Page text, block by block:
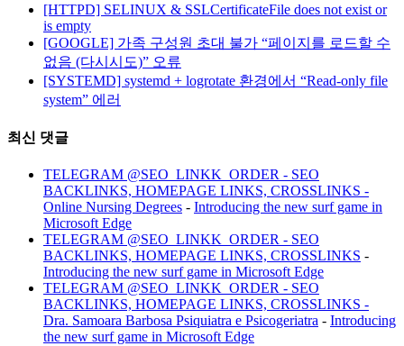
[HTTPD] SELINUX & SSLCertificateFile does not exist or
is empty
[GOOGLE] 가족 구성원 초대 불가 “페이지를 로드할 수
없음 (다시시도)” 오류
[SYSTEMD] systemd + logrotate 환경에서 “Read-only file
system” 에러
최신 댓글
TELEGRAM @SEO_LINKK_ORDER - SEO
BACKLINKS, HOMEPAGE LINKS, CROSSLINKS -
Online Nursing Degrees - Introducing the new surf game in
Microsoft Edge
TELEGRAM @SEO_LINKK_ORDER - SEO
BACKLINKS, HOMEPAGE LINKS, CROSSLINKS -
Introducing the new surf game in Microsoft Edge
TELEGRAM @SEO_LINKK_ORDER - SEO
BACKLINKS, HOMEPAGE LINKS, CROSSLINKS -
Dra. Samoara Barbosa Psiquiatra e Psicogeriatra - Introducing
the new surf game in Microsoft Edge